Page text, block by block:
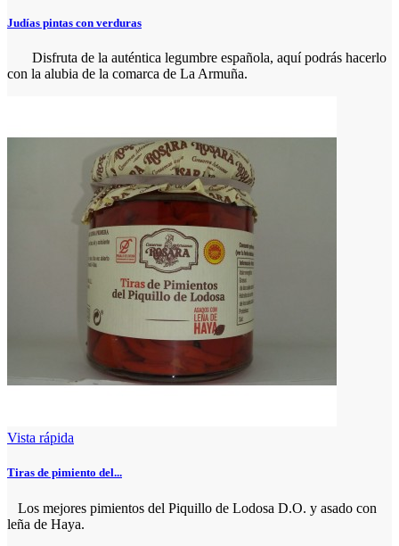
Judías pintas con verduras
Disfruta de la auténtica legumbre española, aquí podrás hacerlo
con la alubia de la comarca de La Armuña.
Vista rápida
Tiras de pimiento del...
Los mejores pimientos del Piquillo de Lodosa D.O. y asado con
leña de Haya.